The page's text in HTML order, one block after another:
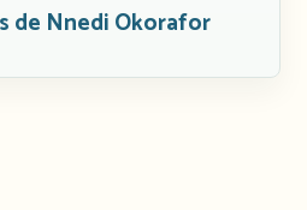
de Nnedi Okorafor